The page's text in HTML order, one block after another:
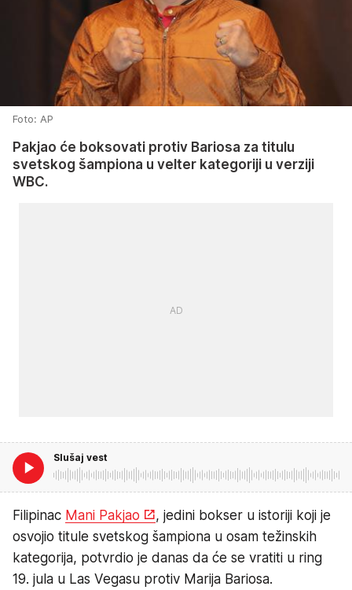
Foto: AP
Pakjao će boksovati protiv Bariosa za titulu
svetskog šampiona u velter kategoriji u verziji
WBC.
Slušaj vest
Filipinac Mani Pakjao
, jedini bokser u istoriji koji je
osvojio titule svetskog šampiona u osam težinskih
kategorija, potvrdio je danas da će se vratiti u ring
19. jula u Las Vegasu protiv Marija Bariosa.